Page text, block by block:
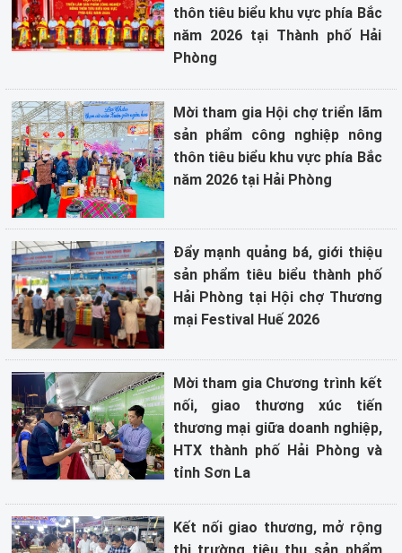
thôn tiêu biểu khu vực phía Bắc
năm 2026 tại Thành phố Hải
Phòng
Mời tham gia Hội chợ triển lãm
sản phẩm công nghiệp nông
thôn tiêu biểu khu vực phía Bắc
năm 2026 tại Hải Phòng
Đẩy mạnh quảng bá, giới thiệu
sản phẩm tiêu biểu thành phố
Hải Phòng tại Hội chợ Thương
mại Festival Huế 2026
Mời tham gia Chương trình kết
nối, giao thương xúc tiến
thương mại giữa doanh nghiệp,
HTX thành phố Hải Phòng và
tỉnh Sơn La
Kết nối giao thương, mở rộng
thị trường tiêu thụ sản phẩm